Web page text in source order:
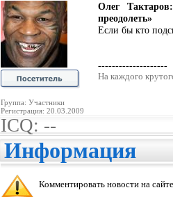
Группа: Участники
Регистрация: 20.03.2009
Олег
преодолеть»
Если бы кто
--------------------
На каждого
ICQ: --
Информация
Комментировать новости на